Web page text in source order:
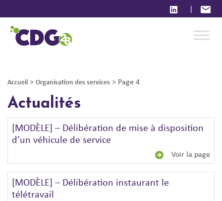
|
Accueil > Organisation des services > Page 4
Actualités
[MODÈLE] – Délibération de mise à disposition
d’un véhicule de service
Voir la page
[MODÈLE] – Délibération instaurant le
télétravail